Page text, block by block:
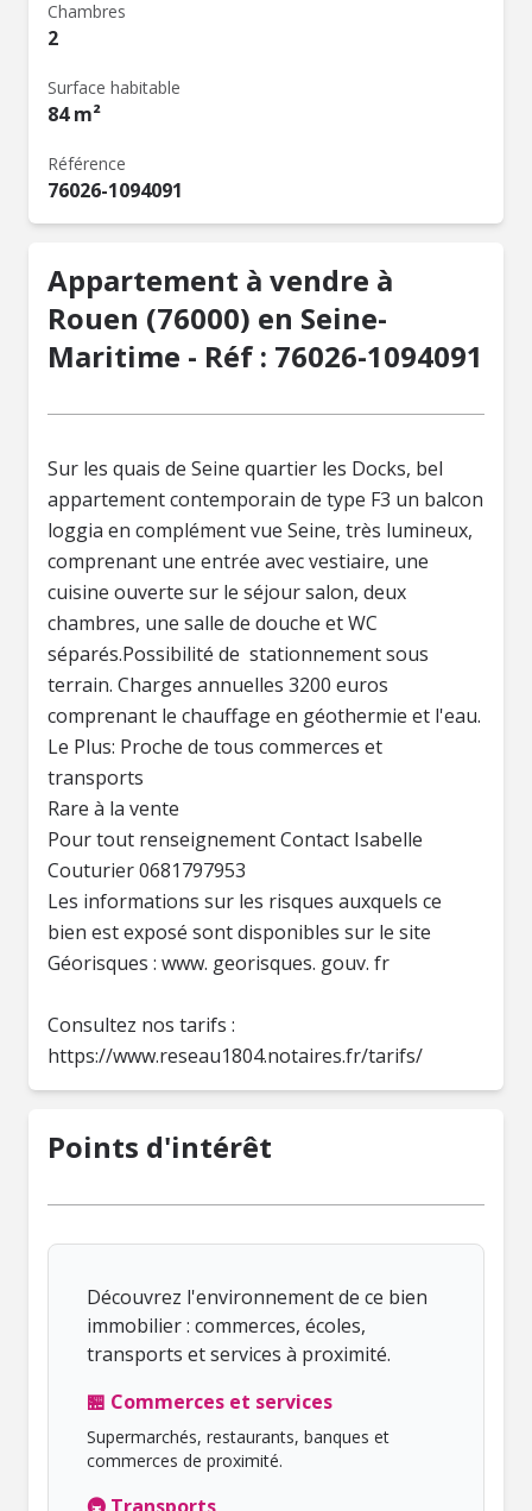
Chambres
2
Surface habitable
84 m²
Référence
76026-1094091
Appartement à vendre à
Rouen (76000) en Seine-
Maritime - Réf : 76026-1094091
Sur les quais de Seine quartier les Docks, bel
appartement contemporain de type F3 un balcon
loggia en complément vue Seine, très lumineux,
comprenant une entrée avec vestiaire, une
cuisine ouverte sur le séjour salon, deux
chambres, une salle de douche et WC
séparés.Possibilité de stationnement sous
terrain. Charges annuelles 3200 euros
comprenant le chauffage en géothermie et l'eau.
Le Plus: Proche de tous commerces et
transports
Rare à la vente
Pour tout renseignement Contact Isabelle
Couturier 0681797953
Les informations sur les risques auxquels ce
bien est exposé sont disponibles sur le site
Géorisques : www. georisques. gouv. fr
Consultez nos tarifs :
https://www.reseau1804.notaires.fr/tarifs/
Points d'intérêt
Découvrez l'environnement de ce bien
immobilier : commerces, écoles,
transports et services à proximité.
🏪 Commerces et services
Supermarchés, restaurants, banques et
commerces de proximité.